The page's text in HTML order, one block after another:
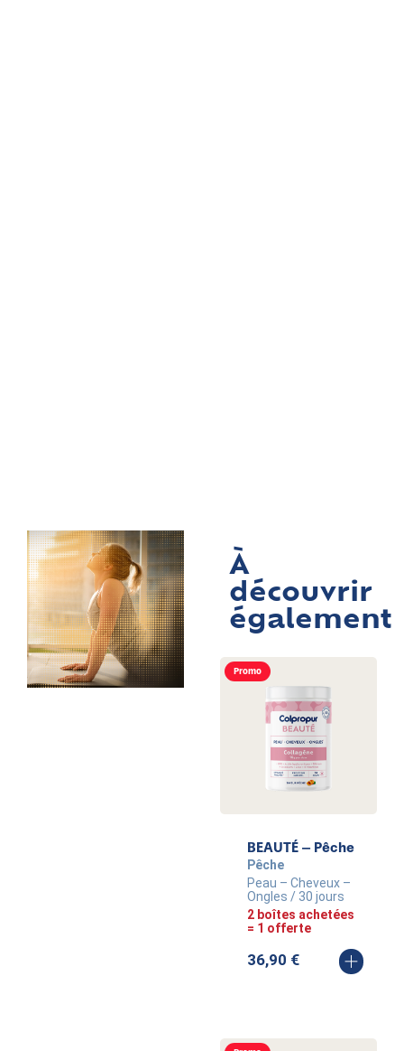
À
découvrir
également
Promo
BEAUTÉ – Pêche
Pêche
Peau – Cheveux –
Ongles / 30 jours
2 boîtes achetées
= 1 offerte
36,90 €